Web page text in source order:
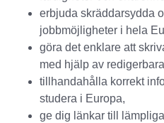
erbjuda skräddarsydda
jobbmöjligheter i hela
göra det enklare att
med hjälp av
tillhandahålla korrekt
studera i Europa,
ge dig länkar till